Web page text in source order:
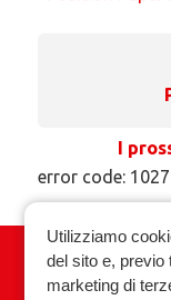
I
error code: 1027
Utilizziamo
del sito e,
marketing di